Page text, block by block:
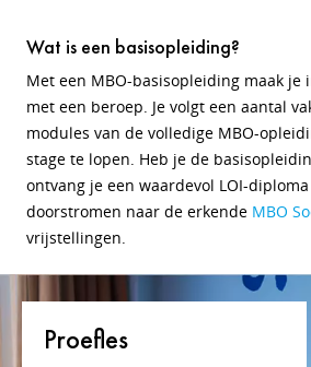
Wat is een basisopleiding?
Met een MBO-basisopleiding maak je
met een beroep. Je volgt een aantal
modules van de volledige MBO-
stage te lopen. Heb je de
ontvang je een waardevol LOI-
doorstromen naar de erkende MBO
vrijstellingen.
Proefles